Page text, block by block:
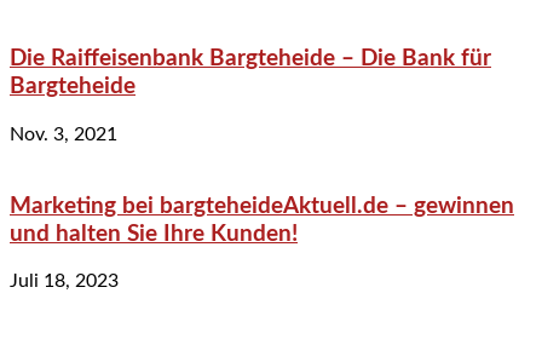
Die Raiffeisenbank Bargteheide – Die Bank für
Bargteheide
Nov. 3, 2021
Marketing bei bargteheideAktuell.de – gewinnen
und halten Sie Ihre Kunden!
Juli 18, 2023